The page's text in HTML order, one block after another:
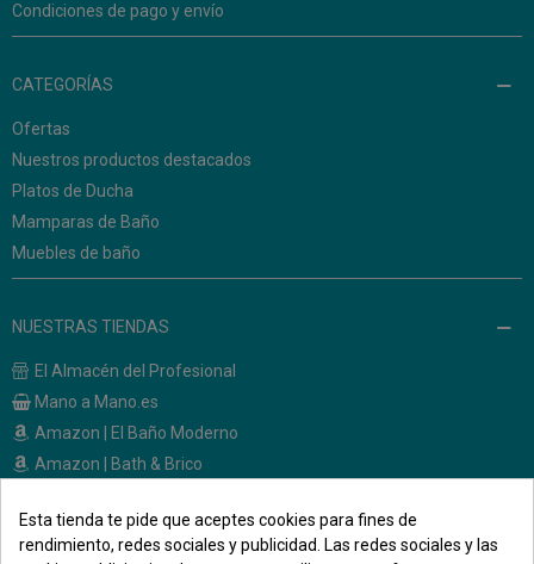
Condiciones de pago y envío
CATEGORÍAS
Ofertas
Nuestros productos destacados
Platos de Ducha
Mamparas de Baño
Muebles de baño
NUESTRAS TIENDAS
El Almacén del Profesional
Mano a Mano.es
Amazon | El Baño Moderno
Amazon | Bath & Brico
CONTACTO
Esta tienda te pide que aceptes cookies para fines de
rendimiento, redes sociales y publicidad. Las redes sociales y las